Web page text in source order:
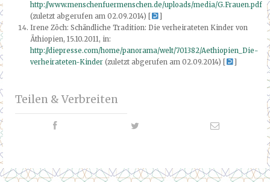
http://www.menschenfuermenschen.de/uploads/media/G.Frauen.pdf
(zuletzt abgerufen am 02.09.2014) [
Irene Zöch: Schändliche Tradition: Die verheirateten Kinder von
Äthiopien, 15.10.2011, in:
http://diepresse.com/home/panorama/welt/701382/Aethiopien_Die-
verheirateten-Kinder (zuletzt abgerufen am 02.09.2014) [
Teilen & Verbreiten